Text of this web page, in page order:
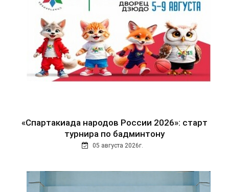
«Спартакиада народов России 2026»: старт
турнира по бадминтону
05 августа 2026г.